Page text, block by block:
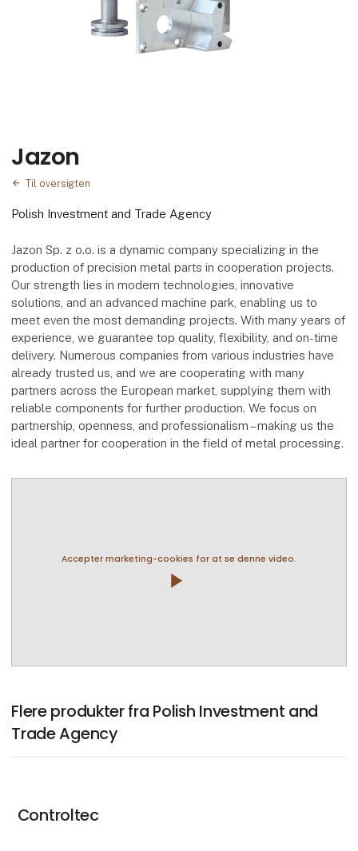
Jazon
Til oversigten
Polish Investment and Trade Agency
Jazon Sp. z o.o. is a dynamic company specializing in the
production of precision metal parts in cooperation projects.
Our strength lies in modern technologies, innovative
solutions, and an advanced machine park, enabling us to
meet even the most demanding projects. With many years of
experience, we guarantee top quality, flexibility, and on-time
delivery. Numerous companies from various industries have
already trusted us, and we are cooperating with many
partners across the European market, supplying them with
reliable components for further production. We focus on
partnership, openness, and professionalism – making us the
ideal partner for cooperation in the field of metal processing.
Accepter marketing-cookies for at se denne video.
play_arrow
Flere produkter fra Polish Investment and
Trade Agency
Controltec